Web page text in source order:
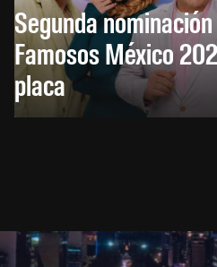
Segunda
Famosos México
placa